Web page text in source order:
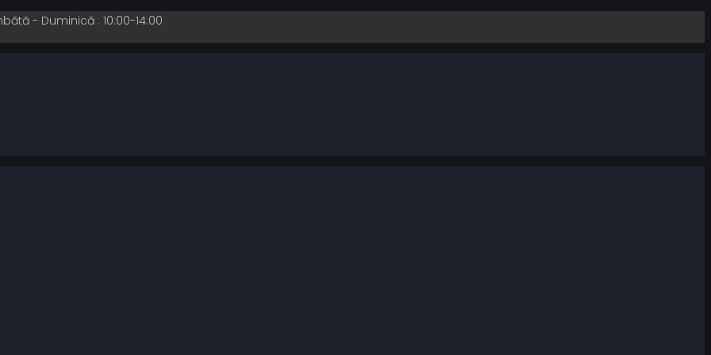
- Duminică : 10:00-14:00